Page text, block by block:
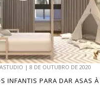
| 8 DE OUTUBRO DE 2020
INFANTIS PARA DAR ASAS